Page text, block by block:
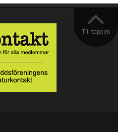
Till toppen